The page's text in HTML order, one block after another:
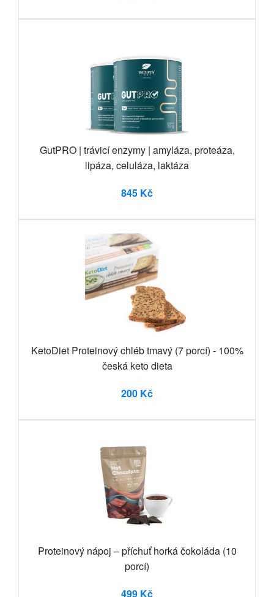
GutPRO | trávicí enzymy | amyláza, proteáza,
lipáza, celuláza, laktáza
845 Kč
KetoDiet Proteinový chléb tmavý (7 porcí) - 100%
česká keto dieta
200 Kč
Proteinový nápoj – příchuť horká čokoláda (10
porcí)
499 Kč